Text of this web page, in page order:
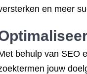
en meer
behulp van SEO
jouw